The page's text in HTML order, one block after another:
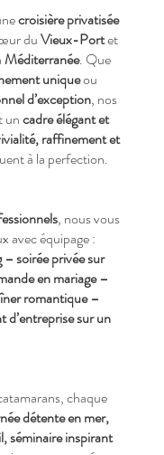
croisière privatisée
duVieux-Portet
Méditerranée. Que
uniqueou
d’exception, nos
uncadre élégant et
raffinement et
à la perfection.
, nous vous
avec équipage :
soirée privée sur
en mariage –
romantique –
sur un
chaque
détente en mer,
séminaire inspirant